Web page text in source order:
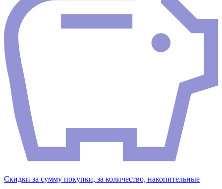
Скидки за сумму покупки, за количество, накопительные